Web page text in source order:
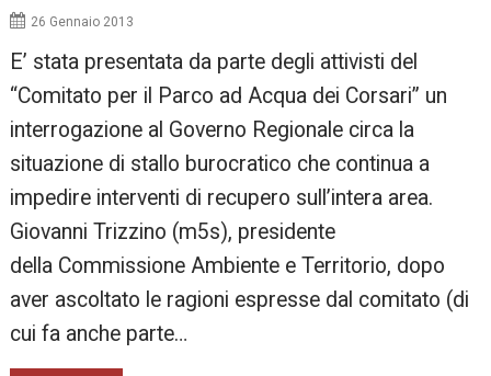
26 Gennaio 2013
E’ stata presentata da parte degli attivisti del
“Comitato per il Parco ad Acqua dei Corsari” un
interrogazione al Governo Regionale circa la
situazione di stallo burocratico che continua a
impedire interventi di recupero sull’intera area.
Giovanni Trizzino (m5s), presidente
della Commissione Ambiente e Territorio, dopo
aver ascoltato le ragioni espresse dal comitato (di
cui fa anche parte…